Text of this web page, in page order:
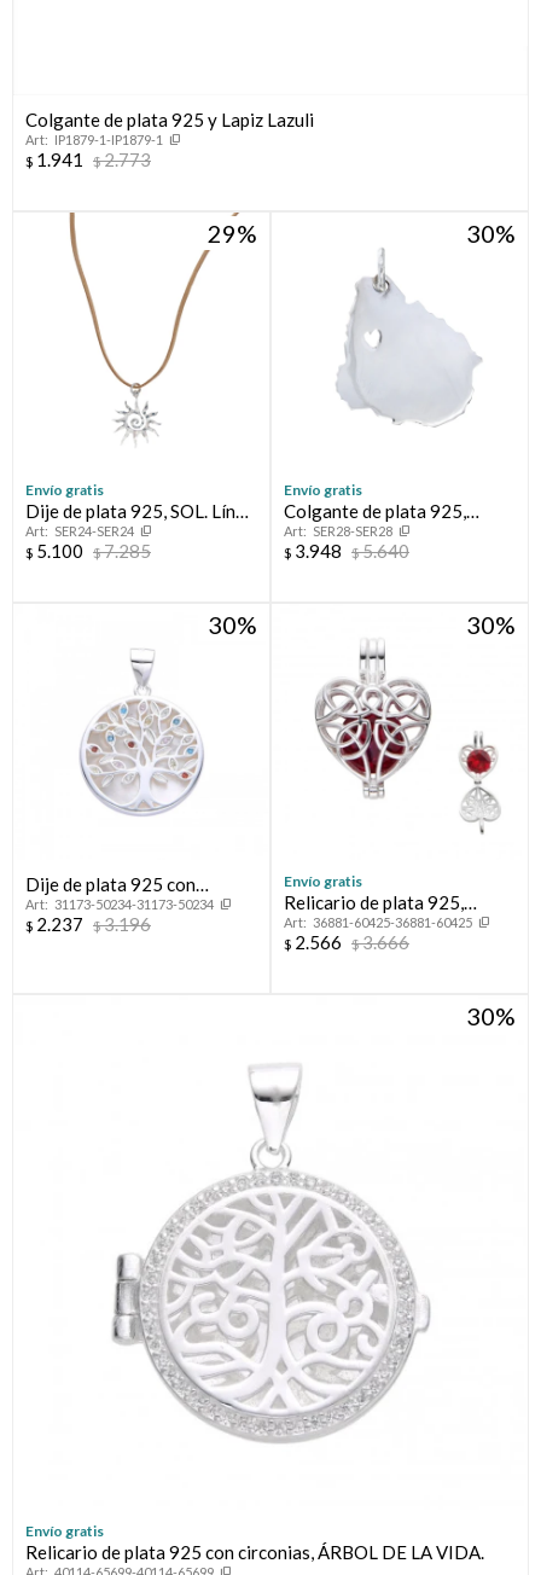
Colgante de plata 925 y Lapiz Lazuli
IP1879-1-IP1879-1
$ 1.941 $2.773
29
Envío gratis
Dije de plata 925, SOL. Línea
FLORESSER.
SER24-SER24
$ 5.100 $7.285
30
Envío gratis
Colgante de plata 925,
URUGUAY.
SER28-SER28
$ 3.948 $5.640
30
Dije de plata 925 con
cironias y nácar, ÁRBOL DE
LA VIDA.
31173-50234-31173-50234
$ 2.237 $3.196
30
Envío gratis
Relicario de plata 925,
CORAZÓN.
36881-60425-36881-60425
$ 2.566 $3.666
30
Envío gratis
Relicario de plata 925 con circonias, ÁRBOL DE LA VIDA.